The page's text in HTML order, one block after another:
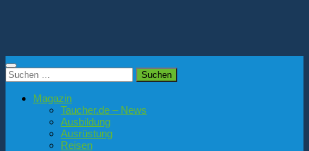
Suchen
nach:
Magazin
Taucher.de – News
Ausbildung
Ausrüstung
Reisen